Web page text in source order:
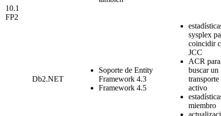
10.1
FP2
Db2.NET
Soporte de Entity
Framework 4.3
Framework 4.5
sysplex
coincidir
JCC
ACR
buscar un
transporte
activo
miembro